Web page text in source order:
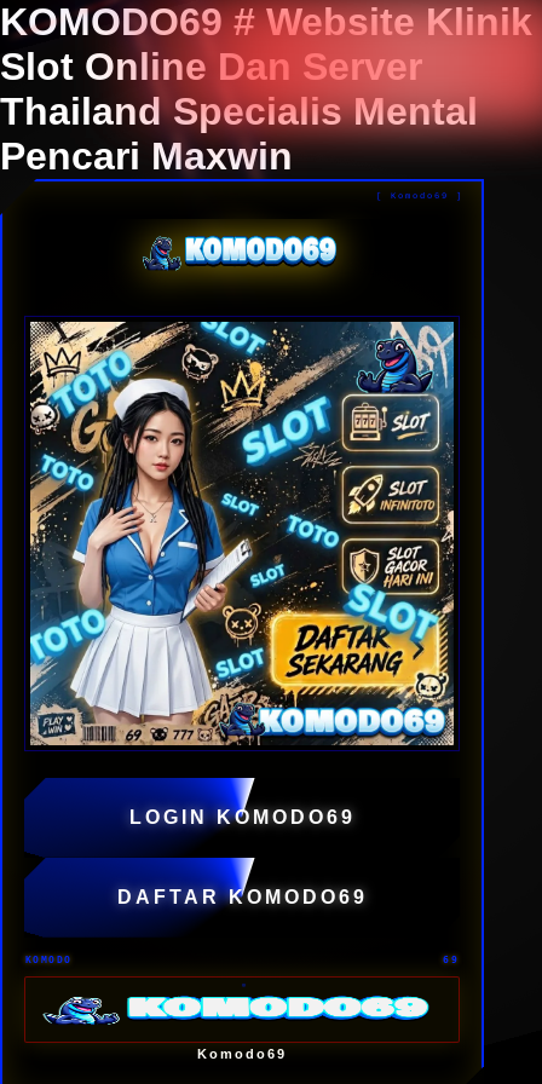
KOMODO69 # Website Klinik
Slot Online Dan Server
Thailand Specialis Mental
Pencari Maxwin
LOGIN KOMODO69
DAFTAR KOMODO69
KOMODO 69
Komodo69